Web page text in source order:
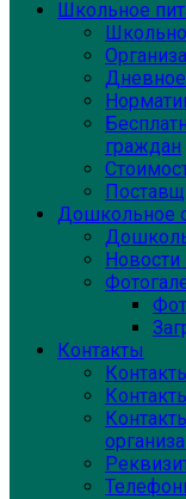
Школьное
граждан
Дошкольное
Новости
Контакты